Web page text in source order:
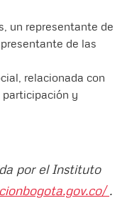
un representante de
de las
relacionada con
participación y
por el Instituto
.